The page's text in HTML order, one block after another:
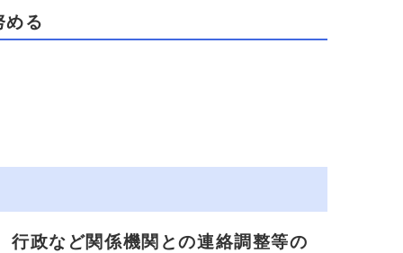
める
政など関係機関との連絡調整等の